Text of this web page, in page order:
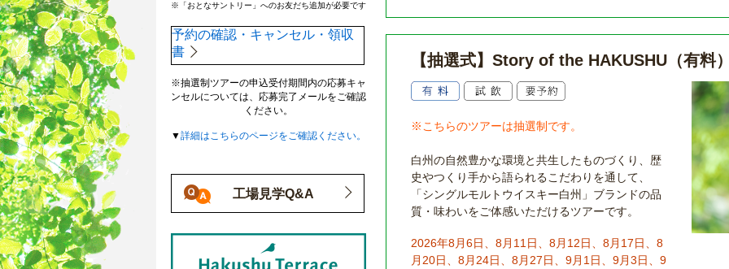
※「おとなサントリー」へのお友だち追加が必要です
予約の確認・キャンセル・領収
書
※抽選制ツアーの申込受付期間内の応募キャ
ンセルについては、応募完了メールをご確認
ください。
▼詳細はこちらのページをご確認ください。
工場見学Q&A
【抽選式】Story of the HAKUSHU（有料
※こちらのツアーは抽選制です。
白州の自然豊かな環境と共生したものづくり、歴
史やつくり手から語られるこだわりを通して、
「シングルモルトウイスキー白州」ブランドの品
質・味わいをご体感いただけるツアーです。
2026年8月6日、8月11日、8月12日、8月17日、8
月20日、8月24日、8月27日、9月1日、9月3日、9